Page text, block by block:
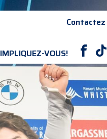
Contactez
IMPLIQUEZ-VOUS! F T